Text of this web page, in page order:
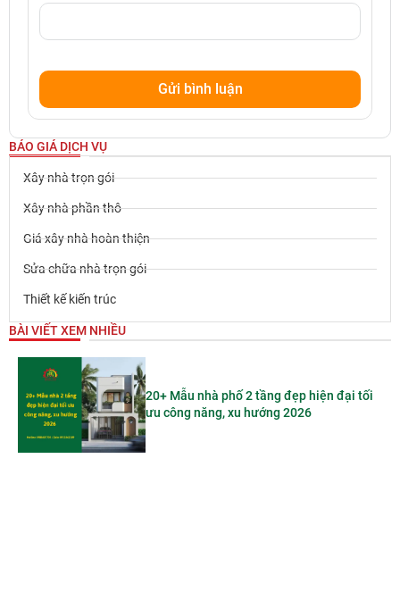
BÁO GIÁ DỊCH VỤ
Xây nhà trọn gói
Xây nhà phần thô
Giá xây nhà hoàn thiện
Sửa chữa nhà trọn gói
Thiết kế kiến trúc
BÀI VIẾT XEM NHIỀU
20+ Mẫu nhà phố 2 tầng đẹp hiện đại tối
ưu công năng, xu hướng 2026